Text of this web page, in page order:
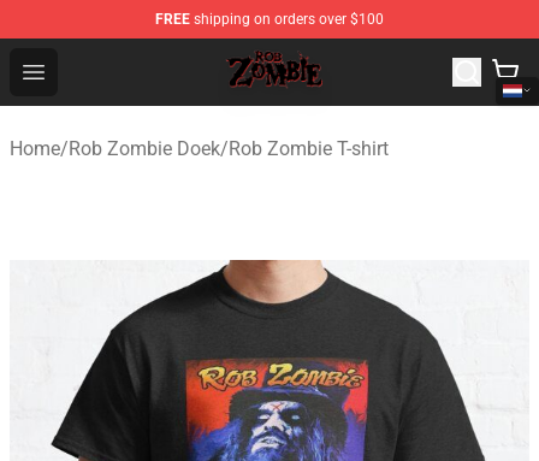
FREE shipping on orders over $100
Open menu
Rob Zombie Shop - Official Rob Zombie Merchandise
Home/Rob Zombie Doek/Rob Zombie T-shirt